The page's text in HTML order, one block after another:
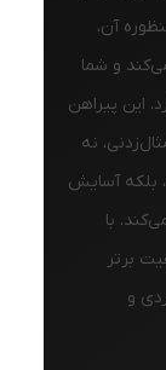
آن،
و شما
این پیراهن
نه
بلکه آسایش
با
برتر
و